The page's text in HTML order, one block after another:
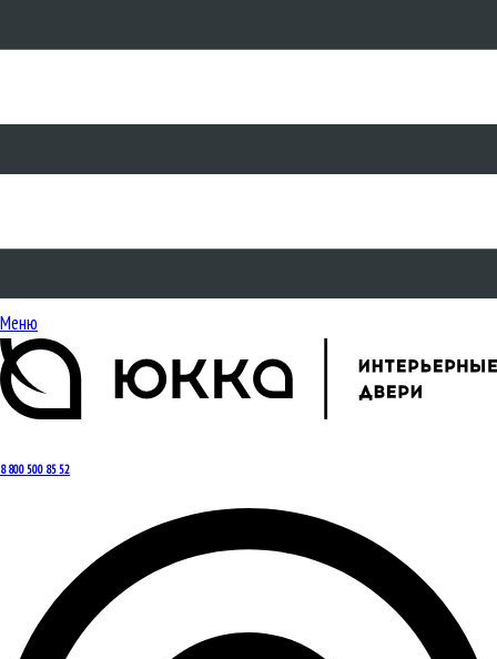
Меню
8 800 500 85 52